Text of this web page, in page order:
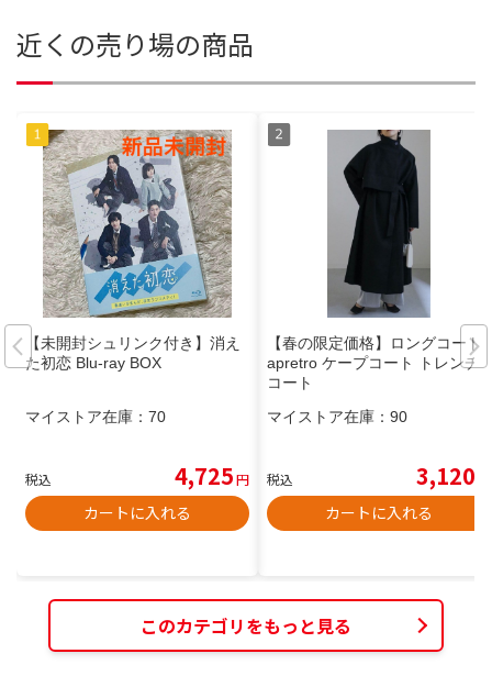
近くの売り場の商品
【未開封シュリンク付き】消え
た初恋 Blu-ray BOX
マイストア在庫： 70
税込 4,725円
カートに入れる
【春の限定価格】ロングコート
apretro ケープコート トレンチ
コート
マイストア在庫： 90
税込 3,120
カートに入れる
このカテゴリをもっと見る